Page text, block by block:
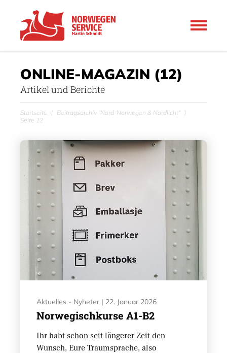
ONLINE-MAGAZIN (12)
Artikel und Berichte
Startseite
Beitragsarchiv "Nord-Norwegen & Nordlicht"
Seite 12
Aktuelles - Nyheter | 22. Januar 2026
Norwegischkurse A1-B2
Ihr habt schon seit längerer Zeit den
Wunsch, Eure Traumsprache, also